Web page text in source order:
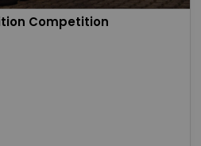
Competition